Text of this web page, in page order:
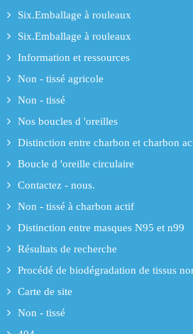
Six.Emballage à rouleaux
Six.Emballage à rouleaux
Information et ressources
Non - tissé agricole
Non - tissé
Nos boucles d 'oreilles
Distinction entre charbon et charbon
Boucle d 'oreille circulaire
Contactez - nous.
Non - tissé à charbon actif
Distinction entre masques N95 et n99
Résultats de recherche
Procédé de biodégradation de tissus
Carte de site
Non - tissé